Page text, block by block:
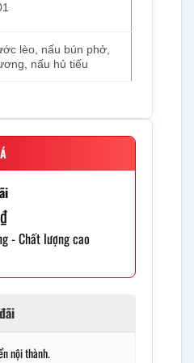
lèo, nấu bún phở,
nấu hủ tiếu
₫
- Chất lượng cao
nội thành.